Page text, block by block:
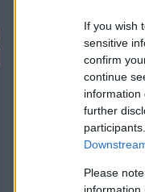
If you wish
sensitive
confirm
continue
information
further
Please
information
A Samsung
visszatart
Galaxy